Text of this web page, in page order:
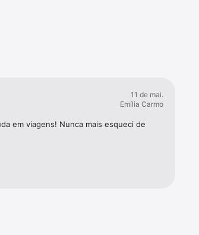
11 de mai.
Emília Carmo
em viagens! Nunca mais esqueci de